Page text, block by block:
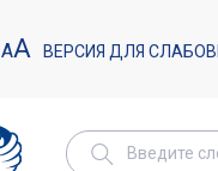
АА ВЕРСИЯ ДЛЯ